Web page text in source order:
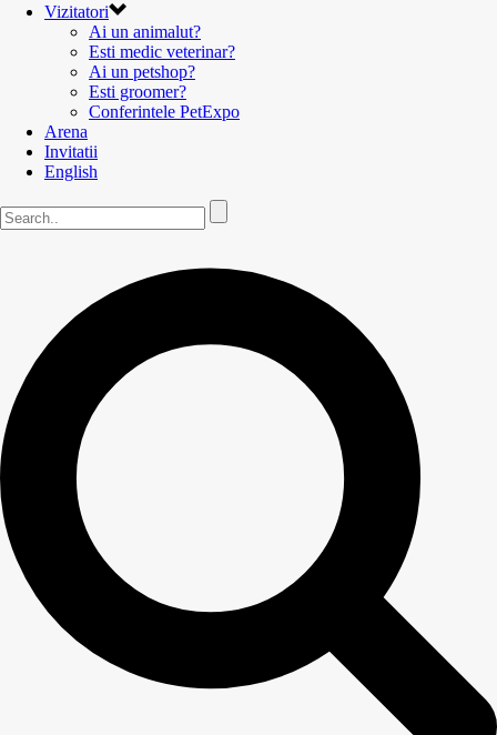
Vizitatori
Ai un animalut?
Esti medic veterinar?
Ai un petshop?
Esti groomer?
Conferintele PetExpo
Arena
Invitatii
English